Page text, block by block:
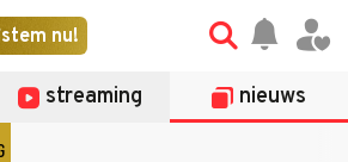
stem nu!
streaming nieuws